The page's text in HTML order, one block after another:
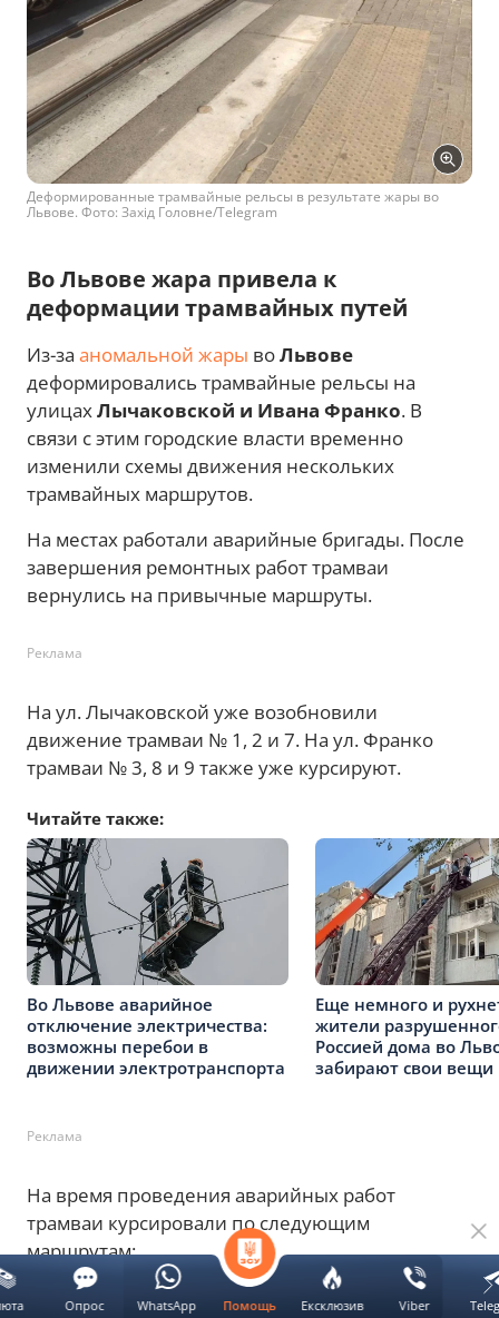
Деформированные трамвайные рельсы в результате жары во
Львове. Фото: Захід Головне/Telegram
Во Львове жара привела к
деформации трамвайных путей
Из-за аномальной жары воЛьвове
деформировались трамвайные рельсы на
улицахЛычаковской и Ивана Франко. В
связи с этим городские власти временно
изменили схемы движения нескольких
трамвайных маршрутов.
На местах работали аварийные бригады. После
завершения ремонтных работ трамваи
вернулись на привычные маршруты.
Реклама
На ул. Лычаковской уже возобновили
движение трамваи № 1, 2 и 7. На ул. Франко
трамваи № 3, 8 и 9 также уже курсируют.
Читайте также:
Во Львове аварийное
отключение электричества:
возможны перебои в
движении электротранспорта
Еще немного и
жители
Россией дома во
забирают свои вещи
Реклама
На время проведения аварийных работ
трамваи курсировали по следующим
маршрутам:
трамвай №1 курсирует по маршруту: площадь
Помощь Ексклюзив Viber
Опрос WhatsApp